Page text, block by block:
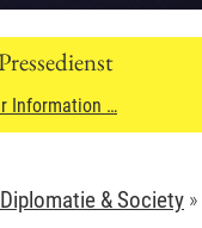
Diplomatie & Society »